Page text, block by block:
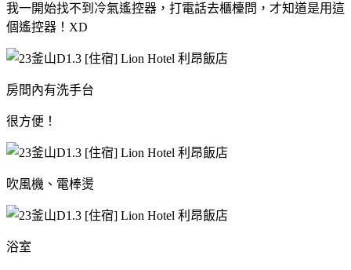
我一開始找不到冷氣遙控器，打電話去櫃檯問，才知道是用這
個遙控器！XD
房間內有洗手台
很方便！
吹風機、電棒燙
浴室